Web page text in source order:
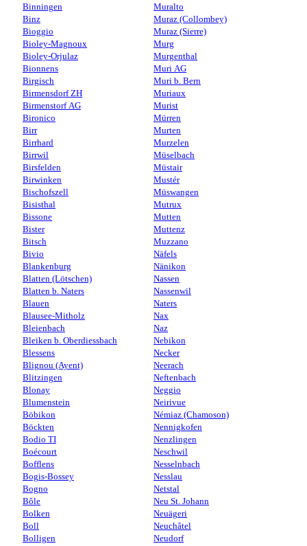
Binningen
Binz
Bioggio
Bioley-Magnoux
Bioley-Orjulaz
Bionnens
Birgisch
Birmensdorf ZH
Birmenstorf AG
Bironico
Birr
Birrhard
Birrwil
Birsfelden
Birwinken
Bischofszell
Bisisthal
Bissone
Bister
Bitsch
Bivio
Blankenburg
Blatten (Lötschen)
Blatten b. Naters
Blauen
Blausee-Mitholz
Bleienbach
Bleiken b. Oberdiessbach
Blessens
Blignou (Ayent)
Blitzingen
Blonay
Blumenstein
Böbikon
Böckten
Bodio TI
Boécourt
Bofflens
Bogis-Bossey
Bogno
Bôle
Bolken
Boll
Bolligen
Muralto
Muraz (Collombey)
Muraz (Sierre)
Murg
Murgenthal
Muri AG
Muri b. Bern
Muriaux
Murist
Mürren
Murten
Murzelen
Müselbach
Müstair
Mustér
Müswangen
Mutrux
Mutten
Muttenz
Muzzano
Näfels
Nänikon
Nassen
Nassenwil
Naters
Nax
Naz
Nebikon
Necker
Neerach
Neftenbach
Neggio
Neirivue
Némiaz (Chamoson)
Nennigkofen
Nenzlingen
Neschwil
Nesselnbach
Nesslau
Netstal
Neu St. Johann
Neuägeri
Neuchâtel
Neudorf